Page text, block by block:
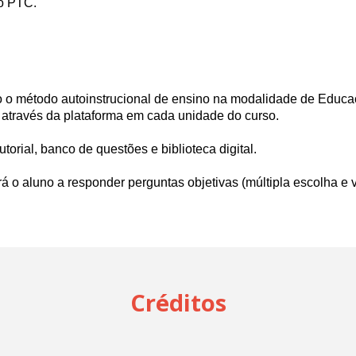
PTC.
método autoinstrucional de ensino na modalidade de
da plataforma em cada unidade do curso.
banco de questões e biblioteca digital.
o aluno a responder perguntas objetivas (múltipla escolha e
Créditos